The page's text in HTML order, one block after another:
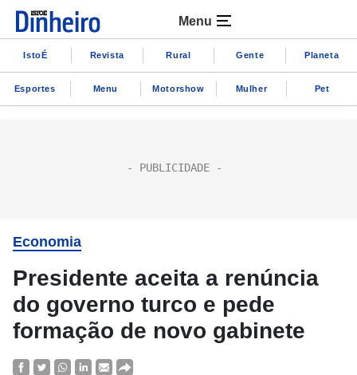
Menu
IstoÉ Revista Rural Gente Planeta
Esportes Menu Motorshow Mulher Pet
Economia
Presidente aceita a renúncia
do governo turco e pede
formação de novo gabinete